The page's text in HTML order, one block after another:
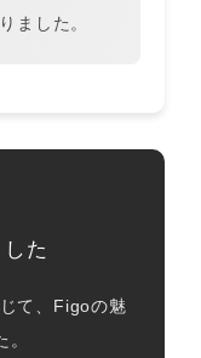
ました。
た
て、Figoの魅